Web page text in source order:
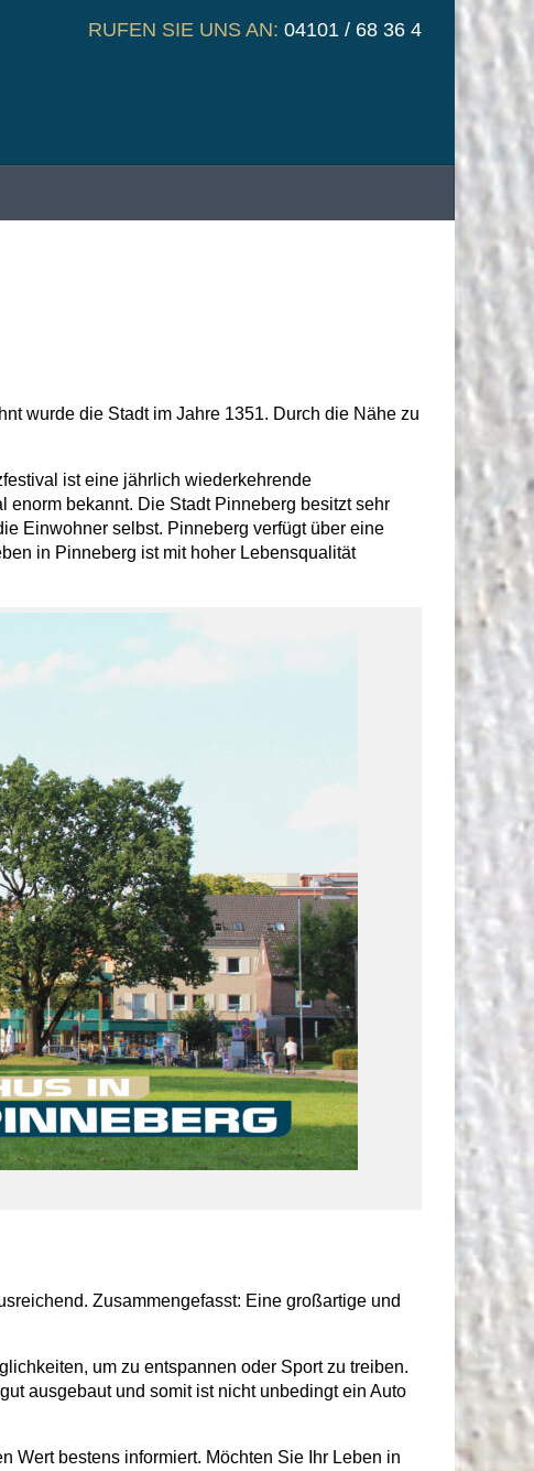
RUFEN SIE UNS AN: 04101 / 68 36 4
wurde die Stadt im Jahre 1351. Durch die Nähe zu
ist eine jährlich wiederkehrende
enorm bekannt. Die Stadt Pinneberg besitzt sehr
Einwohner selbst. Pinneberg verfügt über eine
in Pinneberg ist mit hoher Lebensqualität
Zusammengefasst: Eine großartige und
um zu entspannen oder Sport zu treiben.
ausgebaut und somit ist nicht unbedingt ein Auto
Wert bestens informiert. Möchten Sie Ihr Leben in